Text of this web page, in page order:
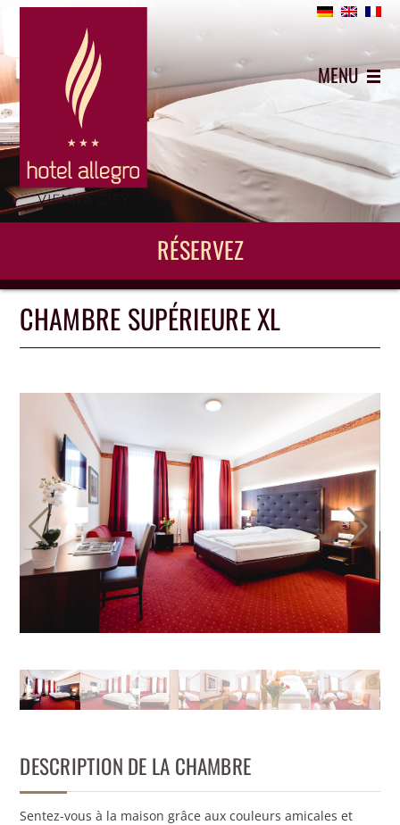
+43 (0)1 5442743
MENU
RÉSERVEZ
CHAMBRE SUPÉRIEURE XL
DESCRIPTION DE LA CHAMBRE
Sentez-vous à la maison grâce aux couleurs amicales et